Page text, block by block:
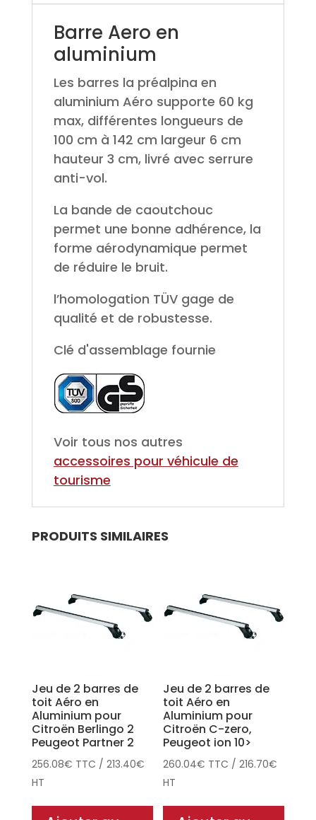
Barre Aero en
aluminium
Les barres la préalpina en
aluminium Aéro supporte 60 kg
max, différentes longueurs de
100 cm à 142 cm largeur 6 cm
hauteur 3 cm, livré avec serrure
anti-vol.
La bande de caoutchouc
permet une bonne adhérence, la
forme aérodynamique permet
de réduire le bruit.
l’homologation TÜV gage de
qualité et de robustesse.
Clé d'assemblage fournie
Voir tous nos autres
accessoires pour véhicule de
tourisme
PRODUITS SIMILAIRES
Jeu de 2 barres de
toit Aéro en
Aluminium pour
Citroën Berlingo 2
Peugeot Partner 2
256.08€ TTC / 213.40€
HT
Jeu de 2 barres de
toit Aéro en
Aluminium pour
Citroën C-zero,
Peugeot ion 10>
260.04€ TTC /216.70€
HT